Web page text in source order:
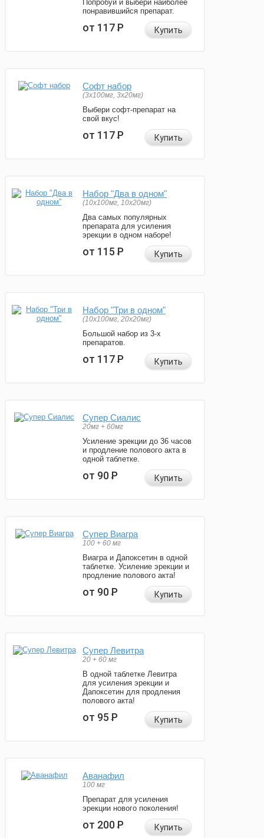
Попробуй и выбери наиболее
понравившийся препарат.
от 117Р Купить
Софт набор
(3x100мг, 3x20мг)
Выбери софт-препарат на
свой вкус!
от 117Р Купить
Набор "Два в одном"
(10x100мг, 10x20мг)
Два самых популярных
препарата для усиления
эрекции в одном наборе!
от 115Р Купить
Набор "Три в одном"
(10x100мг, 20x20мг)
Большой набор из 3-х
препаратов.
от 117Р Купить
Супер Сиалис
20мг + 60мг
Усиление эрекции до 36 часов
и продление полового акта в
одной таблетке.
от 90Р Купить
Супер Виагра
100 + 60 мг
Виагра и Дапоксетин в одной
таблетке. Усиление эрекции и
продление полового акта!
от 90Р Купить
Супер Левитра
20 + 60 мг
В одной таблетке Левитра
для усиления эрекции и
Дапоксетин для продления
полового акта!
от 95Р Купить
Аванафил
100 мг
Препарат для усиления
эрекции нового поколения!
от 200Р Купить